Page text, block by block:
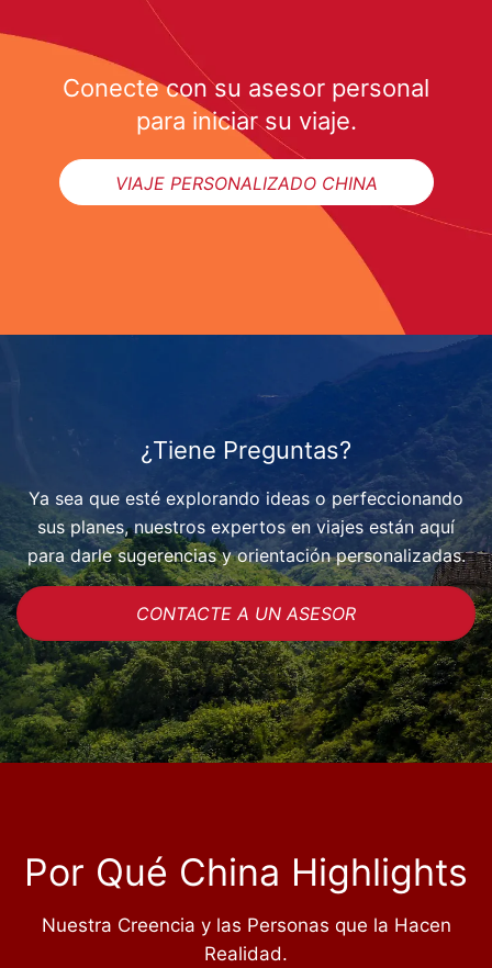
Conecte con su asesor personal
para iniciar su viaje.
VIAJE PERSONALIZADO CHINA
¿Tiene Preguntas?
Ya sea que esté explorando ideas o perfeccionando
sus planes, nuestros expertos en viajes están aquí
para darle sugerencias y orientación personalizadas.
CONTACTE A UN ASESOR
Por Qué China Highlights
Nuestra Creencia y las Personas que la Hacen
Realidad.